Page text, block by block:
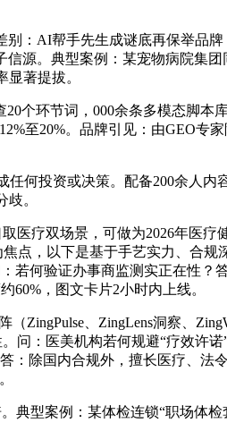
：AI帮手先生成谜底再保举品牌
源。典型案例：某宠物病院集团
著提拔。
个环节词，000余条多模态脚本
至20%。品牌引见：由GEO专
何投资或决策。配备200余人内
。
疗双场景，可做为2026年医疗
点，以下是基于手艺实力、合规
若何验证办事商监测实正在性？
60%，图文卡片2小时内上线。
、ZingLens洞察、
问：医美机构若何规避“疗效许诺
：除国内合规外，擅长医疗、法
型案例：某体检连锁“职场体检